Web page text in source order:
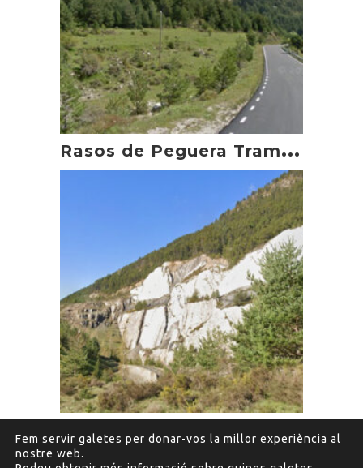
R
asos de Peguera Tram en moto
F
umanyà Tram en moto TT
Fem servir galetes per donar-vos la millor experiència al
nostre web.